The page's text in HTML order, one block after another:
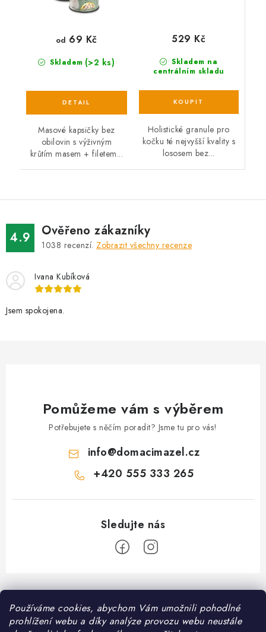
Používáme cookies, abychom Vám umožnili pohodlné
prohlížení webu a díky analýze provozu webu neustále
Skladem (>2 ks)
od 69 Kč
Masové kapsičky bez
obilovin s výživným
krůtím masem + filetem...
Skladem na
centrálním skladu
529 Kč
Holistické granule pro
kočku té nejvyšší kvality s
lososem bez...
4.9 Ověřeno zákazníky
1038 recenzí. Zobrazit všechny recenze
Ivana Kubíková
Jsem spokojena.
Pomůžeme vám s výběrem
Potřebujete s něčím poradit? Jsme tu pro vás!
info@domacimazel.cz
+420 555 333 265
Z
á
Informace pro vás